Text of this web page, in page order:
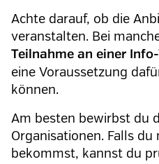
Achte darauf, ob die
veranstalten. Bei
Teilnahme an einer
eine Voraussetzung
können.
Am besten bewirbst du
Organisationen. Falls du
bekommst, kannst du